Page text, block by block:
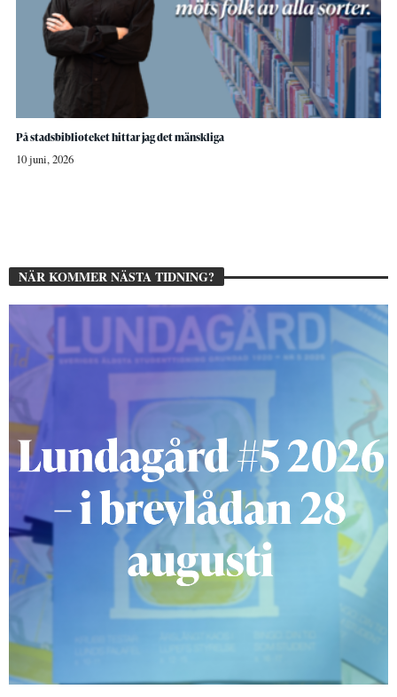
På stadsbiblioteket hittar jag det mänskliga
10 juni, 2026
NÄR KOMMER NÄSTA TIDNING?